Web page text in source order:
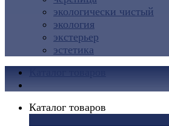
экологически чистый
экология
экстерьер
эстетика
Каталог товаров